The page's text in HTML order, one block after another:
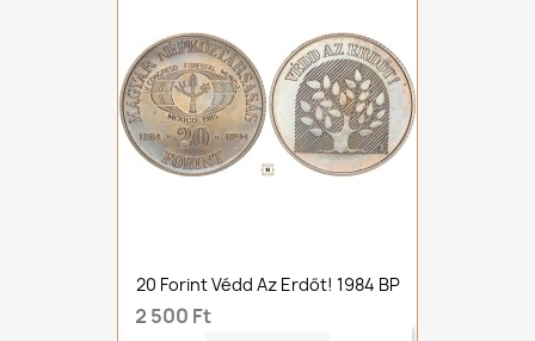
20 Forint Védd Az Erdőt! 1984 BP
2 500 Ft